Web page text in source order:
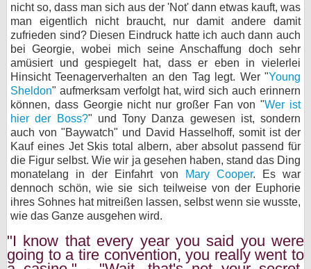
nicht so, dass man sich aus der 'Not' dann etwas kauft, was
man eigentlich nicht braucht, nur damit andere damit
zufrieden sind? Diesen Eindruck hatte ich auch dann auch
bei Georgie, wobei mich seine Anschaffung doch sehr
amüsiert und gespiegelt hat, dass er eben in vielerlei
Hinsicht Teenagerverhalten an den Tag legt. Wer "Young
Sheldon" aufmerksam verfolgt hat, wird sich auch erinnern
können, dass Georgie nicht nur großer Fan von "Wer ist
hier der Boss?" und Tony Danza gewesen ist, sondern
auch von "Baywatch" und David Hasselhoff, somit ist der
Kauf eines Jet Skis total albern, aber absolut passend für
die Figur selbst. Wie wir ja gesehen haben, stand das Ding
monatelang in der Einfahrt von
Mary Cooper. Es war
dennoch schön, wie sie sich teilweise von der Euphorie
ihres Sohnes hat mitreißen lassen, selbst wenn sie wusste,
wie das Ganze ausgehen wird.
"I know that every year you said you were
going to a tire convention, you really went to